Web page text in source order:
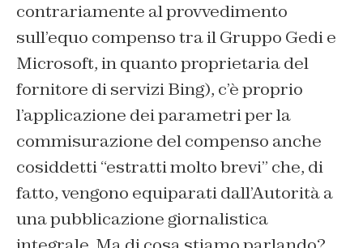
contrariamente al provvedimento
sull’equo compenso tra il Gruppo Gedi e
Microsoft, in quanto proprietaria del
fornitore di servizi Bing), c’è proprio
l’applicazione dei parametri per la
commisurazione del compenso anche
cosiddetti “estratti molto brevi” che, di
fatto, vengono equiparati dall’Autorità a
una pubblicazione giornalistica